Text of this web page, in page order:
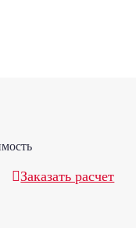
Заказать расчет